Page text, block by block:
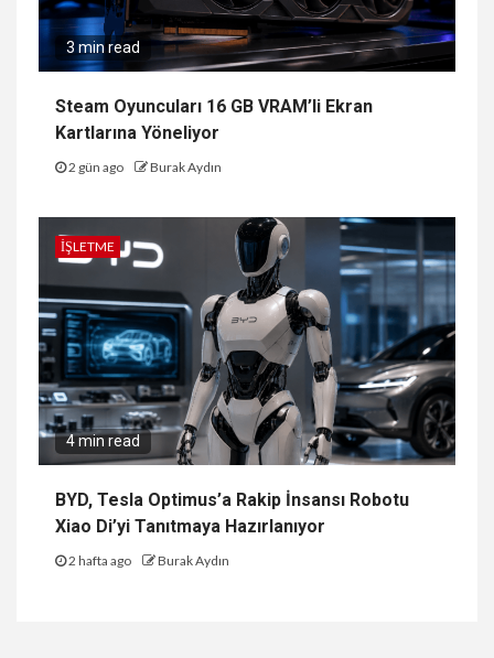
3 min read
Steam Oyuncuları 16 GB VRAM’li Ekran
Kartlarına Yöneliyor
2 gün ago Burak Aydın
İŞLETME
4 min read
BYD, Tesla Optimus’a Rakip İnsansı Robotu
Xiao Di’yi Tanıtmaya Hazırlanıyor
2 hafta ago Burak Aydın